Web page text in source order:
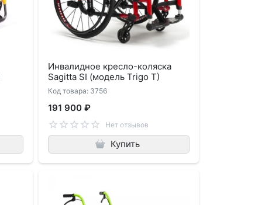
Инвалидное кресло-коляска
Sagitta SI (модель Trigo T)
Код товара: 3756
191 900 ₽
Нет отзывов
Купить